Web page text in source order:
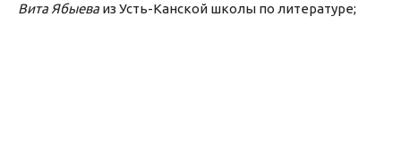
Вита Ябыева из Усть-Канской школы по литературе;